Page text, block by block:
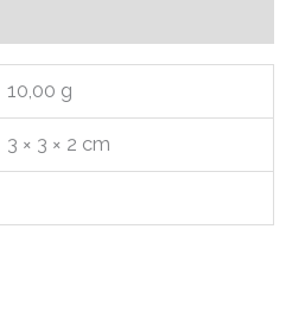
10,00 g
3 × 3 × 2 cm